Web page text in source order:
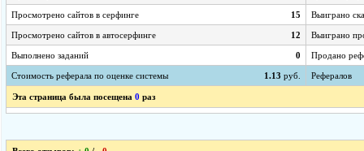
Просмотрено сайтов в серфинге 15 Выиграно
Просмотрено сайтов в автосерфинге 12 Выиграно
Выполнено заданий 0 Продано
Стоимость реферала по оценке системы 1.13 руб. Рефералов
Эта страница была посещена 0 раз